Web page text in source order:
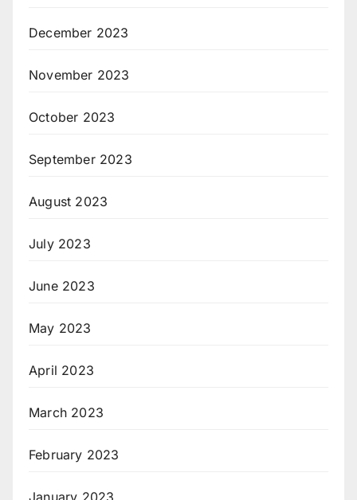
December 2023
November 2023
October 2023
September 2023
August 2023
July 2023
June 2023
May 2023
April 2023
March 2023
February 2023
January 2023